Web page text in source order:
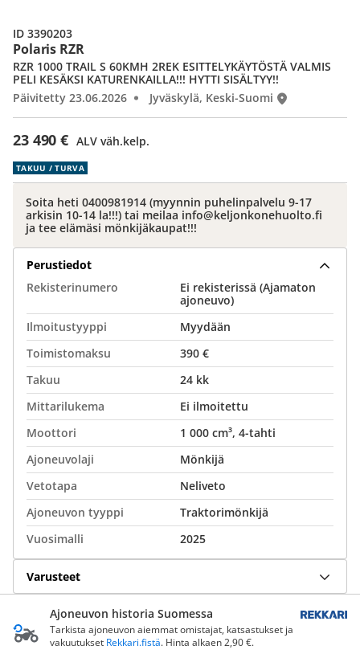
Polaris RZR
23 490 € ALV väh.kelp.
RZR 1000 TRAIL S 60KMH 2REK ESITTELYKÄYTÖSTÄ VALMIS
PELI KESÄKSI KATURENKAILLA!!! HYTTI SISÄLTYY!!
Päivitetty 23.06.2026
Jyväskylä, Keski-Suomi
ID 3390203
TAKUU / TURVA
Soita heti 0400981914 (myynnin puhelinpalvelu 9-17
arkisin 10-14 la!!!) tai meilaa info@keljonkonehuolto.fi
ja tee elämäsi mönkijäkaupat!!!
Perustiedot
Rekisterinumero
Ei rekisterissä (Ajamaton
ajoneuvo)
Ilmoitustyyppi
Myydään
Toimistomaksu
390 €
Takuu
24 kk
Mittarilukema
Ei ilmoitettu
Moottori
1 000 cm³, 4-tahti
Ajoneuvolaji
Mönkijä
Vetotapa
Neliveto
Ajoneuvon tyyppi
Traktorimönkijä
Vuosimalli
2025
Varusteet
Ajoneuvon historia Suomessa
Tarkista ajoneuvon aiemmat omistajat, katsastukset ja
vakuutukset Rekkari.fistä. Hinta alkaen 2,90 €.